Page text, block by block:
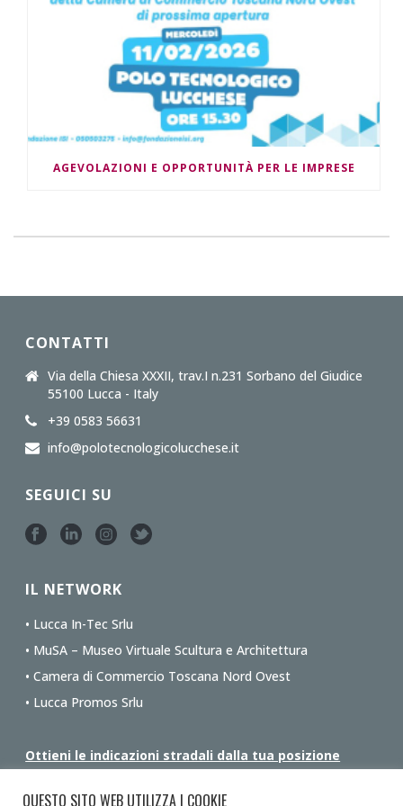
AGEVOLAZIONI E OPPORTUNITÀ PER LE IMPRESE
CONTATTI
Via della Chiesa XXXII, trav.I n.231 Sorbano del Giudice
55100 Lucca - Italy
+39 0583 56631
info@polotecnologicolucchese.it
SEGUICI SU
IL NETWORK
• Lucca In-Tec Srlu
• MuSA – Museo Virtuale Scultura e Architettura
• Camera di Commercio Toscana Nord Ovest
• Lucca Promos Srlu
Ottieni le indicazioni stradali dalla tua posizione
QUESTO SITO WEB UTILIZZA I COOKIE